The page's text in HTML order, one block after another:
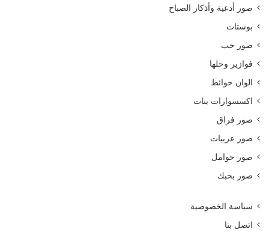
صور أدعية وأذكار الصباح
بوستات
صور حب
فوازير وحلها
الوان حوائط
اكسسوارات بنات
صور فراق
صور عربيات
صور حوامل
صور بحبك
سياسة الخصوصية
اتصل بنا